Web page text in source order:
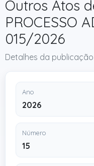
Outros Atos
PROCESSO
015/2026
Detalhes da
Ano
2026
Número
15